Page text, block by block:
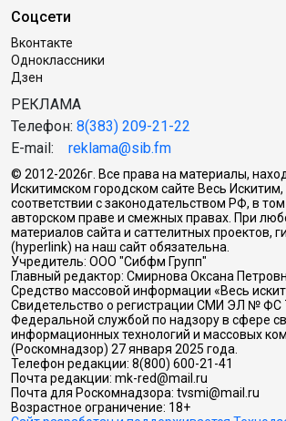
Соцсети
Вконтакте
Одноклассники
Дзен
РЕКЛАМА
Телефон: 8(383) 209-21-22
E-mail: reklama@sib.fm
© 2012-2026г. Все права на материалы,
Искитимском городском сайте Весь
соответствии с законодательством РФ, в
авторском праве и смежных правах. При
материалов сайта и саттелитных проектов,
(hyperlink) на наш сайт обязательна.
Учредитель: ООО "Сибфм Групп"
Главный редактор: Смирнова Оксана
Средство массовой информации «Весь
Свидетельство о регистрации СМИ ЭЛ № ФС
Федеральной службой по надзору в сфере
информационных технологий и массовых
(Роскомнадзор) 27 января 2025 года.
Телефон редакции: 8(800) 600-21-41
Почта редакции: mk-red@mail.ru
Почта для Роскомнадзора: tvsmi@mail.ru
Возрастное ограничение: 18+